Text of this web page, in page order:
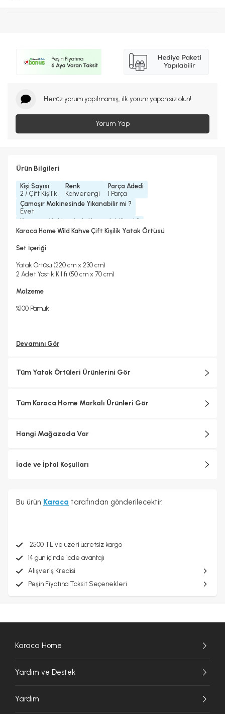
Henüz yorum yapılmamış, ilk yorum yapan siz olun!
Yorum Yap
Ürün Bilgileri
Kişi Sayısı
2 / Çift Kişilik
Renk
Kahverengi
Parça Adedi
1 Parça
Çamaşır Makinesinde Yıkanabilir mi ?
Evet
Kurutma Makinesinde Kurutulabilir mi ?
Evet
Evet
Karaca Home Wild Kahve Çift Kişilik Yatak Örtüsü
Set İçeriği
Yatak Örtüsü (220 cm x 230 cm)
2 Adet Yastık Kılıfı (50 cm x 70 cm)
Malzeme
%100 Pamuk
Devamını Gör
Tüm Yatak Örtüleri Ürünlerini Gör
Tüm Karaca Home Markalı Ürünleri Gör
Hangi Mağazada Var
İade ve İptal Koşulları
Bu ürün Karaca tarafından gönderilecektir.
2500 TL ve üzeri ücretsiz kargo
14 gün içinde iade avantajı
Alışveriş Kredisi
Peşin Fiyatına Taksit Seçenekleri
Karaca Home
Yardım ve Destek
Yardım